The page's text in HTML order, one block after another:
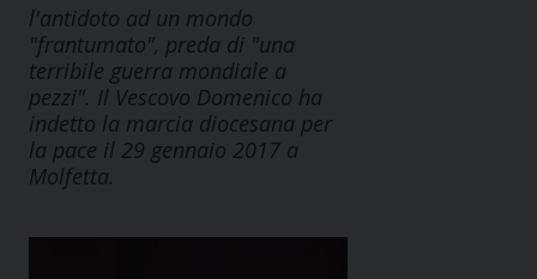
l'antidoto ad un mondo
"frantumato", preda di "una
terribile guerra mondiale a
pezzi". Il Vescovo Domenico ha
indetto la marcia diocesana per
la pace il 29 gennaio 2017 a
Molfetta.